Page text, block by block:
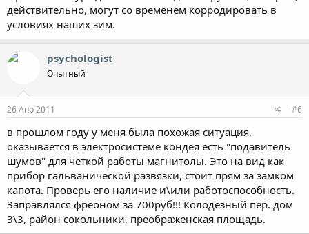
действительно, могут со временем корродировать в
условиях наших зим.
psychologist
Опытный
26 Апр 2011 #6
в прошлом году у меня была похожая ситуация,
оказывается в электросистеме кондея есть "подавитель
шумов" для четкой работы магнитолы. Это на вид как
прибор гальванической развязки, стоит прям за замком
капота. Проверь его наличие и\или работоспособность.
Заправлялся фреоном за 700руб!!! Колодезный пер. дом
3\3, район сокольники, преображенская площадь.